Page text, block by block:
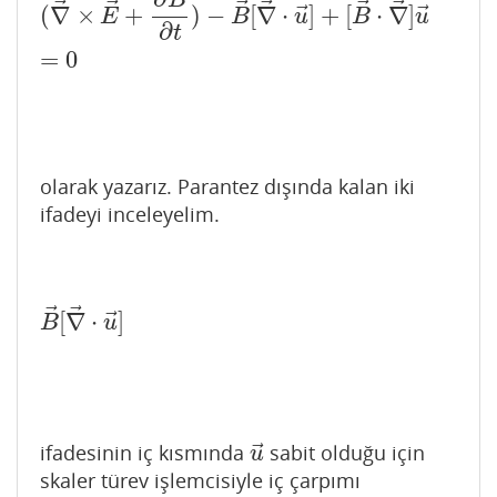
(∇⃗ × E +
∂t
) − B⃗[∇⃗ ⋅ u⃗
] + [B⃗ ⋅ ∇⃗]u
= 0
olarak yazarız. Parantez dışında kalan iki
ifadeyi inceleyelim.
B⃗[∇⃗ ⋅ u⃗
]
B→[∇→⋅
ifadesinin iç kısmında u⃗
u→
sabit olduğu için
skaler türev işlemcisiyle iç çarpımı